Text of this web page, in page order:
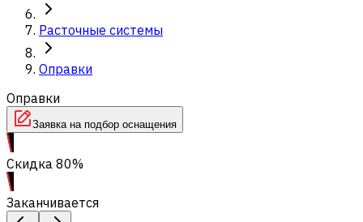
Расточные системы
Оправки
Оправки
Заявка на подбор оснащения
Скидка 80%
Заканчивается